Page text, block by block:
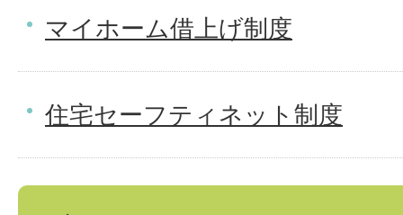
マイホーム借上げ制度
住宅セーフティネット制度